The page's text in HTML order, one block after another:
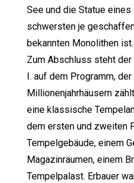
See und die Statue
schwersten je
bekannten Monolithen ist.
Zum Abschluss steht
I. auf dem Programm,
Millionenjahrhäusern
eine klassische
dem ersten und zweiten
Tempelgebäude, einem
Magazinräumen, einem
Tempelpalast. Erbauer